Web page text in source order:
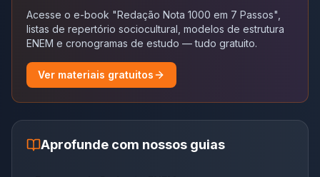
Acesse o e-book "Redação Nota 1000 em 7 Passos",
listas de repertório sociocultural, modelos de estrutura
ENEM e cronogramas de estudo — tudo gratuito.
Ver materiais gratuitos
Aprofunde com nossos guias